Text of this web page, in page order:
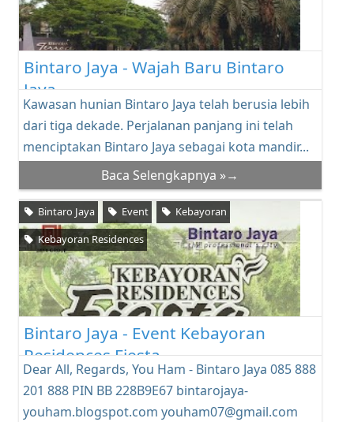
Bintaro Jaya - Wajah Baru Bintaro
Jaya
Kawasan hunian Bintaro Jaya telah berusia lebih
dari tiga dekade. Perjalanan panjang ini telah
menciptakan Bintaro Jaya sebagai kota mandir...
Baca Selengkapnya »→
Bintaro Jaya - Event Kebayoran
Residences Fiesta
Bintaro Jaya Event
Kebayoran
Kebayoran Residences
Dear All, Regards, You Ham - Bintaro Jaya 085 888
201 888 PIN BB 228B9E67 bintarojaya-
youham.blogspot.com youham07@gmail.com